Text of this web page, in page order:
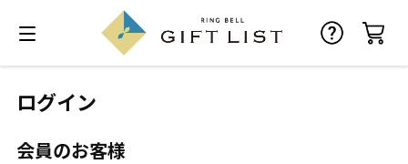
ログイン
会員のお客様